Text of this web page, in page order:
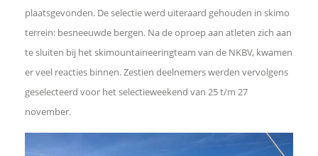
l
e
n
plaatsgevonden. De selectie werd uiteraard gehouden in skimo
terrein: besneeuwde bergen. Na de oproepaan atleten zich aan
te sluiten bij het skimountaineeringteam van de NKBV, kwamen
er veel reacties binnen. Zestien deelnemers werden vervolgens
geselecteerd voor het selectieweekend van 25 t/m 27
november.